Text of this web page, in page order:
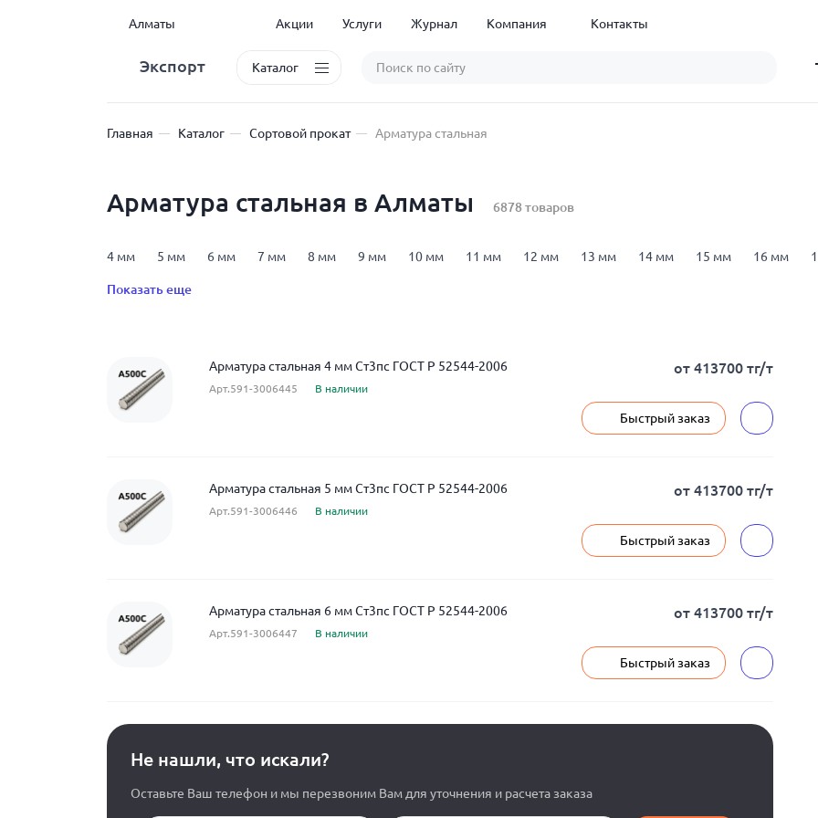
Алматы Акции Услуги Журнал Компания Контакты
Экспорт Каталог
Главная Каталог Сортовой прокат Арматура стальная
Арматура стальная в Алматы 6878 товаров
4 мм 5 мм 6 мм 7 мм 8 мм 9 мм 10 мм 11 мм 12 мм 13 мм 14 мм 15 мм 16 мм
арматура А600
Показать еще
Арматура стальная 4 мм Ст3пс ГОСТ Р 52544-2006
Арт.591-3006445 В наличии
от 413700 тг/т
Быстрый заказ
Арматура стальная 5 мм Ст3пс ГОСТ Р 52544-2006
Арт.591-3006446 В наличии
от 413700 тг/т
Быстрый заказ
Арматура стальная 6 мм Ст3пс ГОСТ Р 52544-2006
Арт.591-3006447 В наличии
от 413700 тг/т
Быстрый заказ
Не нашли, что искали?
Оставьте Ваш телефон и мы перезвоним Вам для уточнения и расчета заказа